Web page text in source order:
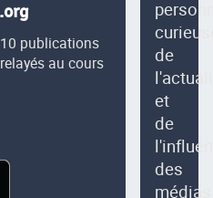
publications
au cours
de
et
de
des
médias